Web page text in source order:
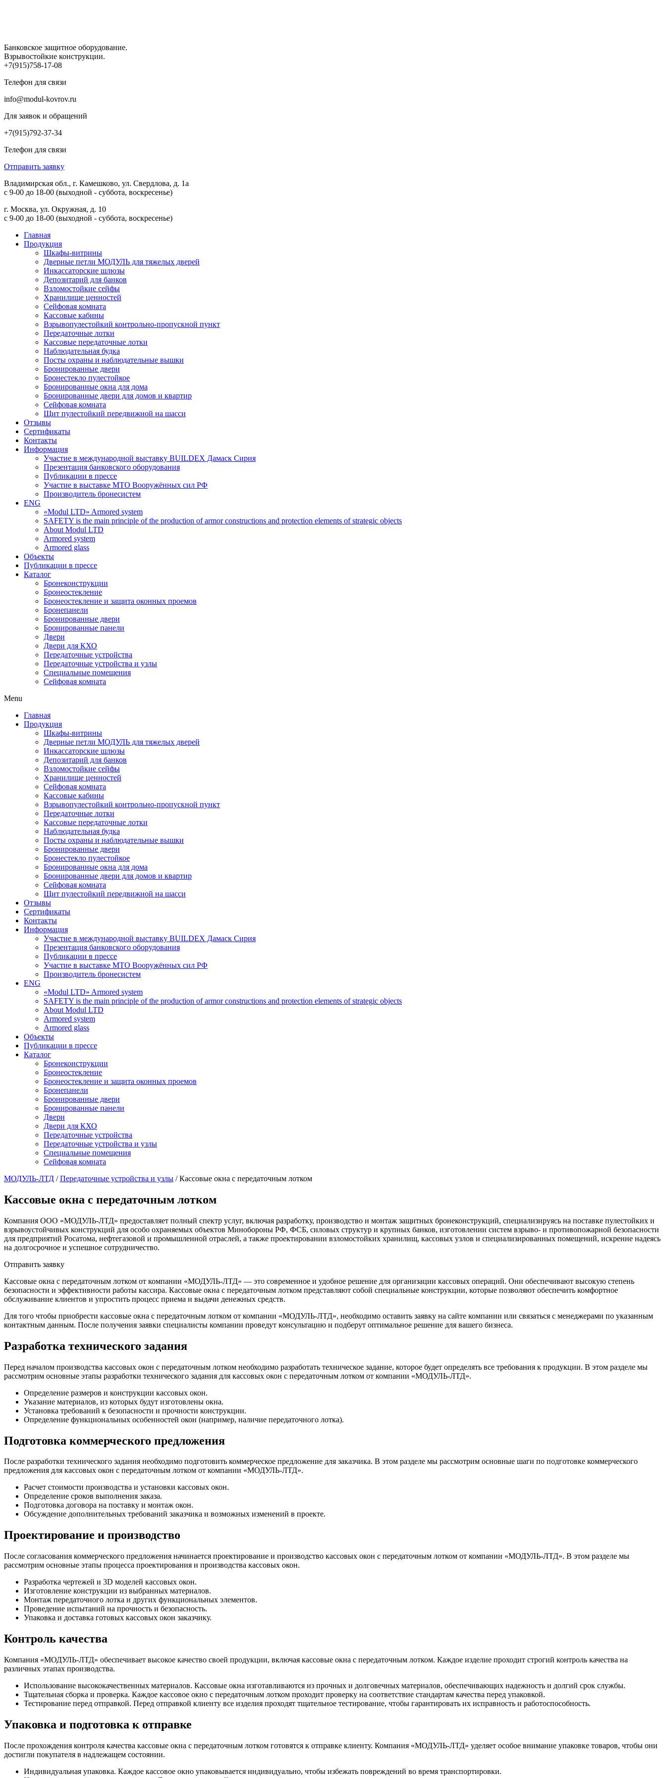
Банковское защитное оборудование.
Взрывостойкие конструкции.
+7(915)758-17-08
Телефон для связи
info@modul-kovrov.ru
Для заявок и обращений
+7(915)792-37-34
Телефон для связи
Отправить заявку
Владимирская обл., г. Камешково, ул. Свердлова, д. 1а
с 9-00 до 18-00 (выходной - суббота, воскресенье)
г. Москва, ул. Окружная, д. 10
с 9-00 до 18-00 (выходной - суббота, воскресенье)
Главная
Продукция
Шкафы-витрины
Дверные петли МОДУЛЬ для тяжелых дверей
Инкассаторские шлюзы
Депозитарий для банков
Взломостойкие сейфы
Хранилище ценностей
Сейфовая комната
Кассовые кабины
Взрывопулестойкий контрольно-пропускной пункт
Передаточные лотки
Кассовые передаточные лотки
Наблюдательная будка
Посты охраны и наблюдательные вышки
Бронированные двери
Бронестекло пулестойкое
Бронированные окна для дома
Бронированные двери для домов и квартир
Сейфовая комната
Щит пулестойкий передвижной на шасси
Отзывы
Сертификаты
Контакты
Информация
Участие в международной выставку BUILDEX Дамаск Сирия
Презентация банковского оборудования
Публикации в прессе
Участие в выставке МТО Вооружённых сил РФ
Производитель бронесистем
ENG
«Modul LTD» Armored system
SAFETY is the main principle of the production of armor constructions and protection elements of strategic objects
About Modul LTD
Armored system
Armored glass
Объекты
Публикации в прессе
Каталог
Бронеконструкции
Бронеостекление
Бронеостекление и защита оконных проемов
Бронепанели
Бронированные двери
Бронированные панели
Двери
Двери для КХО
Передаточные устройства
Передаточные устройства и узлы
Специальные помещения
Сейфовая комната
Menu
Главная
Продукция
Шкафы-витрины
Дверные петли МОДУЛЬ для тяжелых дверей
Инкассаторские шлюзы
Депозитарий для банков
Взломостойкие сейфы
Хранилище ценностей
Сейфовая комната
Кассовые кабины
Взрывопулестойкий контрольно-пропускной пункт
Передаточные лотки
Кассовые передаточные лотки
Наблюдательная будка
Посты охраны и наблюдательные вышки
Бронированные двери
Бронестекло пулестойкое
Бронированные окна для дома
Бронированные двери для домов и квартир
Сейфовая комната
Щит пулестойкий передвижной на шасси
Отзывы
Сертификаты
Контакты
Информация
Участие в международной выставку BUILDEX Дамаск Сирия
Презентация банковского оборудования
Публикации в прессе
Участие в выставке МТО Вооружённых сил РФ
Производитель бронесистем
ENG
«Modul LTD» Armored system
SAFETY is the main principle of the production of armor constructions and protection elements of strategic objects
About Modul LTD
Armored system
Armored glass
Объекты
Публикации в прессе
Каталог
Бронеконструкции
Бронеостекление
Бронеостекление и защита оконных проемов
Бронепанели
Бронированные двери
Бронированные панели
Двери
Двери для КХО
Передаточные устройства
Передаточные устройства и узлы
Специальные помещения
Сейфовая комната
МОДУЛЬ-ЛТД /Передаточные устройства и узлы /Кассовые окна с передаточным лотком
Кассовые окна с передаточным лотком
Компания ООО «МОДУЛЬ-ЛТД» предоставляет полный спектр услуг, включая разработку, производство и монтаж защитных бронеконструкций, специализируясь на поставке пулестойких и
взрывоустойчивых конструкций для особо охраняемых объектов Минобороны РФ, ФСБ, силовых структур и крупных банков, изготовлении систем взрыво- и противопожарной безопасности
для предприятий Росатома, нефтегазовой и промышленной отраслей, а также проектировании взломостойких хранилищ, кассовых узлов и специализированных помещений, искренне надеясь
на долгосрочное и успешное сотрудничество.
Отправить заявку
Кассовые окна с передаточным лотком от компании «МОДУЛЬ-ЛТД» — это современное и удобное решение для организации кассовых операций. Они обеспечивают высокую степень
безопасности и эффективности работы кассира. Кассовые окна с передаточным лотком представляют собой специальные конструкции, которые позволяют обеспечить комфортное
обслуживание клиентов и упростить процесс приема и выдачи денежных средств.
Для того чтобы приобрести кассовые окна с передаточным лотком от компании «МОДУЛЬ-ЛТД», необходимо оставить заявку на сайте компании или связаться с менеджерами по указанным
контактным данным. После получения заявки специалисты компании проведут консультацию и подберут оптимальное решение для вашего бизнеса.
Разработка технического задания
Перед началом производства кассовых окон с передаточным лотком необходимо разработать техническое задание, которое будет определять все требования к продукции. В этом разделе мы
рассмотрим основные этапы разработки технического задания для кассовых окон с передаточным лотком от компании «МОДУЛЬ-ЛТД».
Определение размеров и конструкции кассовых окон.
Указание материалов, из которых будут изготовлены окна.
Установка требований к безопасности и прочности конструкции.
Определение функциональных особенностей окон (например, наличие передаточного лотка).
Подготовка коммерческого предложения
После разработки технического задания необходимо подготовить коммерческое предложение для заказчика. В этом разделе мы рассмотрим основные шаги по подготовке коммерческого
предложения для кассовых окон с передаточным лотком от компании «МОДУЛЬ-ЛТД».
Расчет стоимости производства и установки кассовых окон.
Определение сроков выполнения заказа.
Подготовка договора на поставку и монтаж окон.
Обсуждение дополнительных требований заказчика и возможных изменений в проекте.
Проектирование и производство
После согласования коммерческого предложения начинается проектирование и производство кассовых окон с передаточным лотком от компании «МОДУЛЬ-ЛТД». В этом разделе мы
рассмотрим основные этапы процесса проектирования и производства кассовых окон.
Разработка чертежей и 3D моделей кассовых окон.
Изготовление конструкции из выбранных материалов.
Монтаж передаточного лотка и других функциональных элементов.
Проведение испытаний на прочность и безопасность.
Упаковка и доставка готовых кассовых окон заказчику.
Контроль качества
Компания «МОДУЛЬ-ЛТД» обеспечивает высокое качество своей продукции, включая кассовые окна с передаточным лотком. Каждое изделие проходит строгий контроль качества на
различных этапах производства.
Использование высококачественных материалов. Кассовые окна изготавливаются из прочных и долговечных материалов, обеспечивающих надежность и долгий срок службы.
Тщательная сборка и проверка. Каждое кассовое окно с передаточным лотком проходит проверку на соответствие стандартам качества перед упаковкой.
Тестирование перед отправкой. Перед отправкой клиенту все изделия проходят тщательное тестирование, чтобы гарантировать их исправность и работоспособность.
Упаковка и подготовка к отправке
После прохождения контроля качества кассовые окна с передаточным лотком готовятся к отправке клиенту. Компания «МОДУЛЬ-ЛТД» уделяет особое внимание упаковке товаров, чтобы они
достигли покупателя в надлежащем состоянии.
Индивидуальная упаковка. Каждое кассовое окно упаковывается индивидуально, чтобы избежать повреждений во время транспортировки.